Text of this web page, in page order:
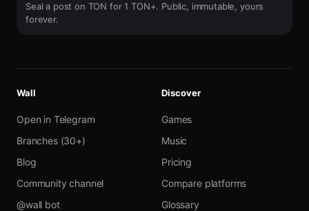
Seal a post on TON for 1 TON+. Public, immutable, yours
forever.
Wall
Open in Telegram
Branches (30+)
Blog
Community channel
@wall bot
Discover
Games
Music
Pricing
Compare platforms
Glossary